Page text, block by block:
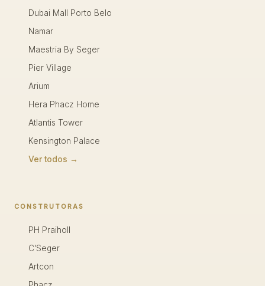
Dubai Mall Porto Belo
Namar
Maestria By Seger
Pier Village
Arium
Hera Phacz Home
Atlantis Tower
Kensington Palace
Ver todos →
CONSTRUTORAS
PH Praiholl
C’Seger
Artcon